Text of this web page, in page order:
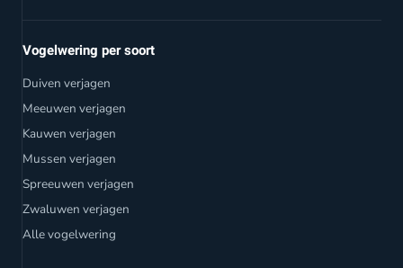
Vogelwering per soort
Duiven verjagen
Meeuwen verjagen
Kauwen verjagen
Mussen verjagen
Spreeuwen verjagen
Zwaluwen verjagen
Alle vogelwering